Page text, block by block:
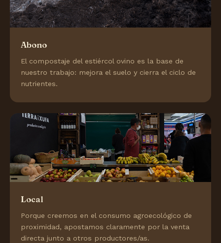
Abono
El compostaje del estiércol ovino es la base de
nuestro trabajo: mejora el suelo y cierra el ciclo de
nutrientes.
Local
Porque creemos en el consumo agroecológico de
proximidad, apostamos claramente por la venta
directa junto a otros productores/as.